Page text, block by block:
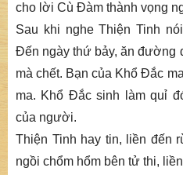
cho lời Cù Đàm thành vọng
Sau khi nghe Thiện Tinh
Đến ngày thứ bảy, ăn đường
mà chết. Bạn của Khổ Đắc
ma. Khổ Đắc sinh làm quỉ
của người.
Thiện Tinh hay tin, liền đến
ngồi chổm hổm bên tử thi,